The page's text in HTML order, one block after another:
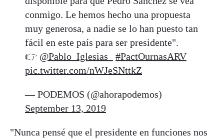
conmigo. Le hemos hecho una propuesta
muy generosa, a nadie se lo han puesto tan
fácil en este país para ser presidente".
👉 @Pablo_Iglesias_
#PactOurnasARV
pic.twitter.com/nWJeSNttkZ
— PODEMOS (@ahorapodemos)
September 13, 2019
"Nunca pensé que el presidente en funciones nos